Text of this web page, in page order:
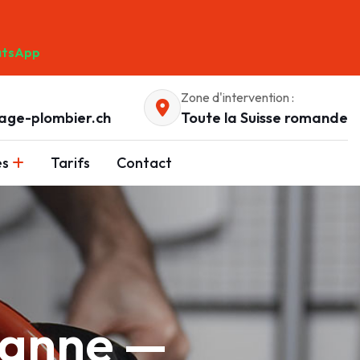
plombier.ch
Zone d'intervention :
Toute la Suisse romande
Tarifs Contact
—